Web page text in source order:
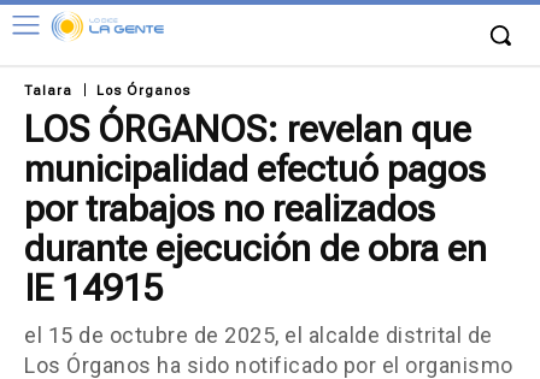
Talara Los Órganos
LOS ÓRGANOS: revelan que
municipalidad efectuó pagos
por trabajos no realizados
durante ejecución de obra en
IE 14915
el 15 de octubre de 2025, el alcalde distrital de
Los Órganos ha sido notificado por el organismo